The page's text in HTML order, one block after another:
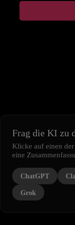
Frag die KI zu
Klicke auf einen
eine
ChatGPT
Grok